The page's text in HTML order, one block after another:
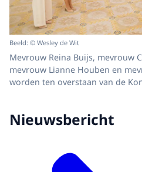
Beeld: © Wesley de Wit
Mevrouw Reina Buijs, mevrouw
mevrouw Lianne Houben en
worden ten overstaan van de
Nieuwsbericht